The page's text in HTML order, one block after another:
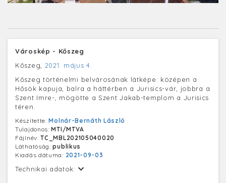
Városkép - Kőszeg
Kőszeg, 2021. május 4.
Kőszeg történelmi belvárosának látképe: középen a
Hősök kapuja, balra a háttérben a Jurisics-vár, jobbra a
Szent Imre-, mögötte a Szent Jakab-templom a Jurisics
téren.
Készítette:Molnár-Bernáth László
Tulajdonos:MTI/MTVA
Fájlnév:TC_MBL202105040020
Láthatóság:publikus
Kiadás dátuma: 2021-09-03
Technikai adatok: